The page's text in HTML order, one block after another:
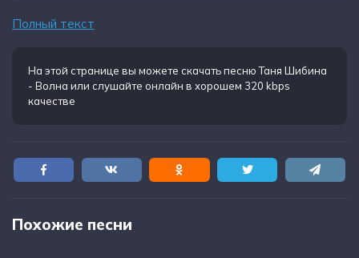
Полный текст
На этой странице вы можете скачать песню Таня Шибина
- Волна или слушайте онлайн в хорошем 320 kbps
качестве
Похожие песни